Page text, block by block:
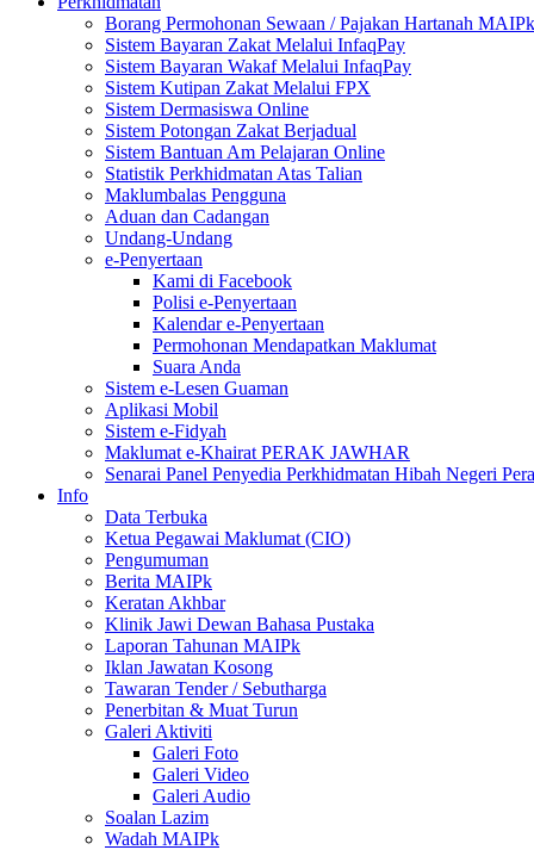
Borang Permohonan Sewaan / Pajakan Hartanah MAIPk
Sistem Bayaran Zakat Melalui InfaqPay
Sistem Bayaran Wakaf Melalui InfaqPay
Sistem Kutipan Zakat Melalui FPX
Sistem Dermasiswa Online
Sistem Potongan Zakat Berjadual
Sistem Bantuan Am Pelajaran Online
Statistik Perkhidmatan Atas Talian
Maklumbalas Pengguna
Aduan dan Cadangan
Undang-Undang
e-Penyertaan
Kami di Facebook
Polisi e-Penyertaan
Kalendar e-Penyertaan
Permohonan Mendapatkan Maklumat
Suara Anda
Sistem e-Lesen Guaman
Aplikasi Mobil
Sistem e-Fidyah
Maklumat e-Khairat PERAK JAWHAR
Senarai Panel Penyedia Perkhidmatan Hibah Negeri
Info
Data Terbuka
Ketua Pegawai Maklumat (CIO)
Pengumuman
Berita MAIPk
Keratan Akhbar
Klinik Jawi Dewan Bahasa Pustaka
Laporan Tahunan MAIPk
Iklan Jawatan Kosong
Tawaran Tender / Sebutharga
Penerbitan & Muat Turun
Galeri Aktiviti
Galeri Foto
Galeri Video
Galeri Audio
Soalan Lazim
Wadah MAIPk